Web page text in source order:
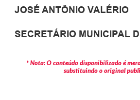
JOSÉ ANTÔNIO VALÉRIO
SECRETÁRIO MUNICIPAL
* Nota: O conteúdo disponibilizado é
substituindo o original